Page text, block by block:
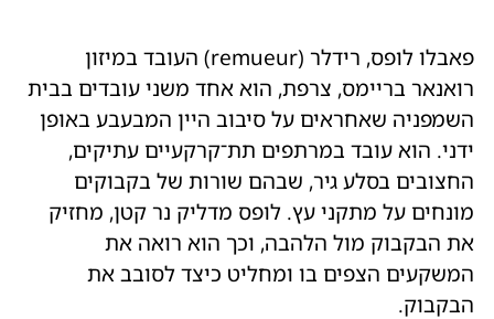
פאבלו לופס, רידלר (remueur) העובד במיזון
רואנאר בריימס, צרפת, הוא אחד משני עובדים בבית
השמפניה שאחראים על סיבוב היין המבעבע באופן
ידני. הוא עובד במרתפים תת־קרקעיים עתיקים,
החצובים בסלע גיר, שבהם שורות של בקבוקים
מונחים על מתקני עץ. לופס מדליק נר קטן, מחזיק
את הבקבוק מול הלהבה, וכך הוא רואה את
המשקעים הצפים בו ומחליט כיצד לסובב את
הבקבוק.